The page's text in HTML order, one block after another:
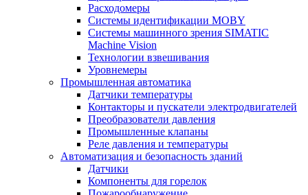
Расходомеры
Системы идентификации MOBY
Системы машинного зрения SIMATIC
Machine Vision
Технологии взвешивания
Уровнемеры
Промышленная автоматика
Датчики температуры
Контакторы и пускатели электродвигателей
Преобразователи давления
Промышленные клапаны
Реле давления и температуры
Автоматизация и безопасность зданий
Датчики
Компоненты для горелок